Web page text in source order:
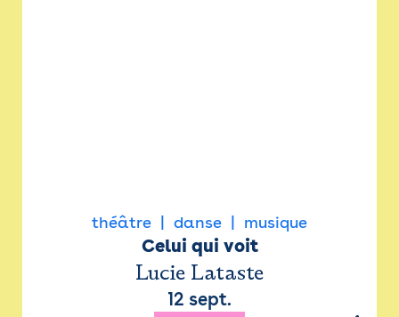
théâtre danse musique
Celui qui voit
Lucie Lataste
12 sept.